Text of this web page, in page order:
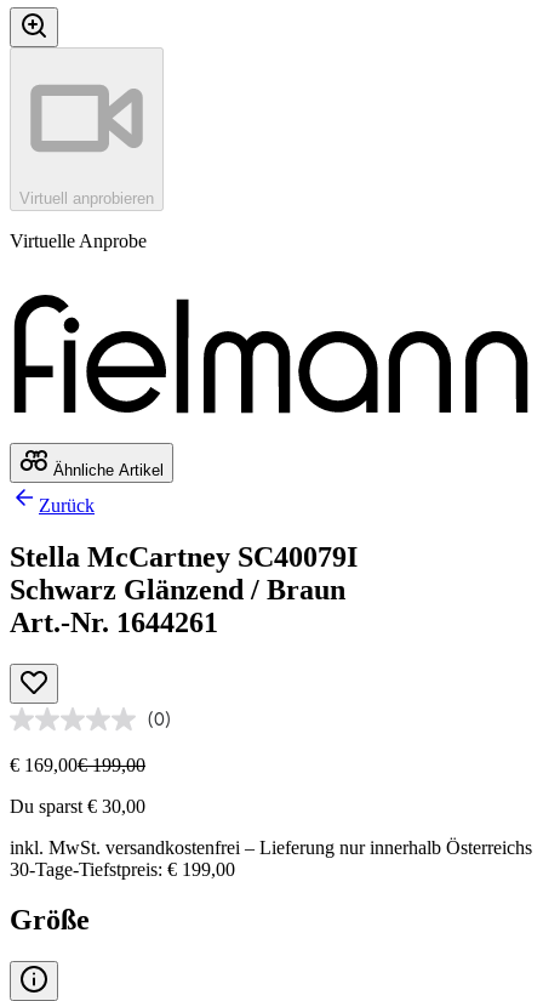
Virtuell anprobieren
Virtuelle Anprobe
Ähnliche Artikel
Zurück
Stella McCartney SC40079I
Schwarz Glänzend / Braun
Art.-Nr. 1644261
(0)
€ 169,00€ 199,00
Du sparst € 30,00
inkl. MwSt. versandkostenfrei – Lieferung nur innerhalb Österreichs
30-Tage-Tiefstpreis: € 199,00
Größe